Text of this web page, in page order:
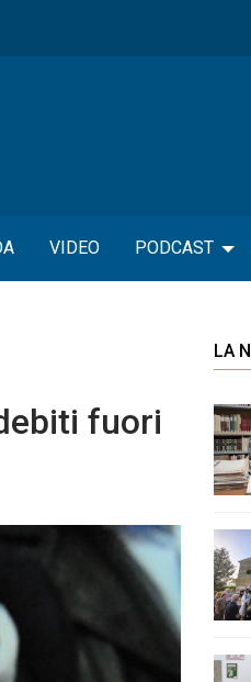
VIDEO PODCAST
fuori
LA